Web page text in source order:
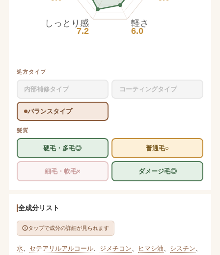
軽さ
6.0
しっとり感
7.2
処方タイプ
内部補修タイプ コーティングタイプ
バランスタイプ
髪質
硬毛・多毛◎ 普通毛○
細毛・軟毛× ダメージ毛◎
全成分リスト
タップで成分の詳細が見られます
水 セテアリルアルコール、 ジメチコン ヒマシ油 シスチン